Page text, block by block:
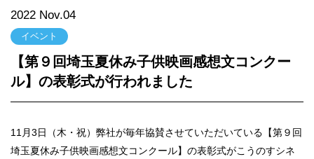
2022 Nov.04
イベント
【第９回埼玉夏休み子供映画感想文コンクー
ル】の表彰式が行われました
11月3日（木・祝）弊社が毎年協賛させていただいている【第９回
埼玉夏休み子供映画感想文コンクール】の表彰式がこうのすシネ